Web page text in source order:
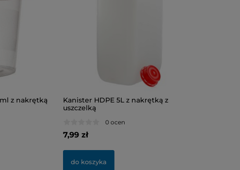
z nakrętką
Kanister HDPE 5L z nakrętką z
uszczelką
0 ocen
7,99 zł
do koszyka